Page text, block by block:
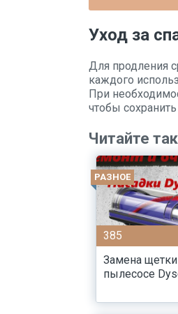
Уход за
Для продления
каждого
При
чтобы
Читайте
РАЗНОЕ
385
Замена
пылесосе